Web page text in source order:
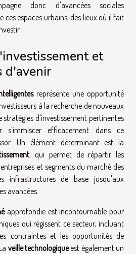
donc d'avancées sociales
ces espaces urbains, des lieux où il fait
et
d'avenir
représente une opportunité
à la recherche de nouveaux
stratégies d'investissement pertinentes
s'immiscer efficacement dans ce
Un élément déterminant est la
, qui permet de répartir les
et segments du marché des
infrastructures de base jusqu'aux
avancées.
approfondie est incontournable pour
qui régissent ce secteur, incluant
contraintes et les opportunités de
veille technologiqueest également un